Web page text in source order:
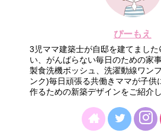
ぴーもえ
3児ママ建築士が自邸を建てまし
い、がんばらない毎日のための家
製食洗機ボッシュ、洗濯動線ワン
ンク)毎日頑張る共働きママが子供
作るための新築デザインをご紹介